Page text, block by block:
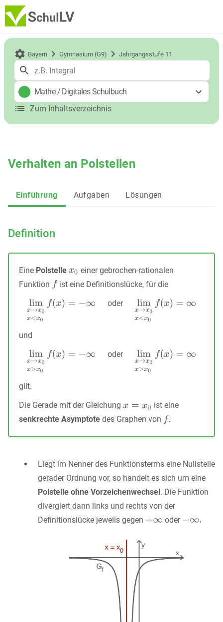
Bayern Gymnasium (G9) Jahrgangsstufe 11
Mathe/ Digitales Schulbuch
Zum Inhaltsverzeichnis
Verhalten an Polstellen
Einführung Aufgaben Lösungen
Definition
Eine Polstelle
einer gebrochen-rationalen
Funktion
ist eine Definitionslücke, für die
oder
und
oder
gilt.
Die Gerade mit der Gleichung
ist eine
senkrechte Asymptote des Graphen von
Liegt im Nenner des Funktionsterms eine Nullstelle
gerader Ordnung vor, so handelt es sich um eine
Polstelle ohne Vorzeichenwechsel. Die Funktion
divergiert dann links und rechts von der
Definitionslücke jeweils gegen
oder